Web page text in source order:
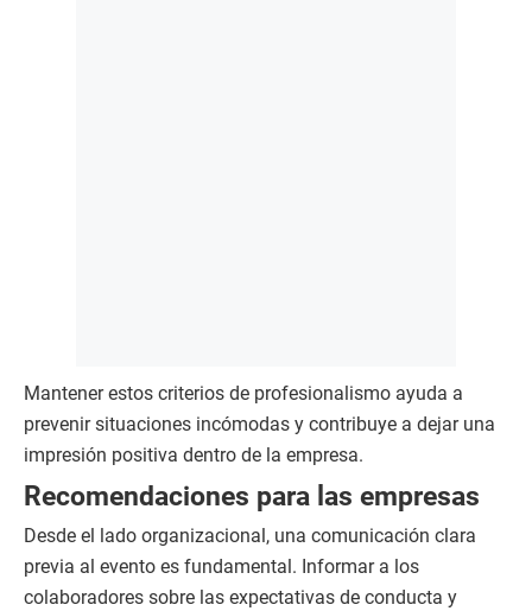
Mantener estos criterios de profesionalismo ayuda a
prevenir situaciones incómodas y contribuye a dejar una
impresión positiva dentro de la empresa.
Recomendaciones para las empresas
Desde el lado organizacional, una comunicación clara
previa al evento es fundamental. Informar a los
colaboradores sobre las expectativas de conducta y